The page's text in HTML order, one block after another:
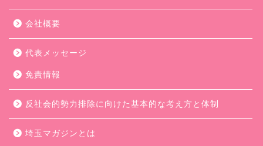
会社概要
代表メッセージ
免責情報
反社会的勢力排除に向けた基本的な考え方と体制
埼玉マガジンとは